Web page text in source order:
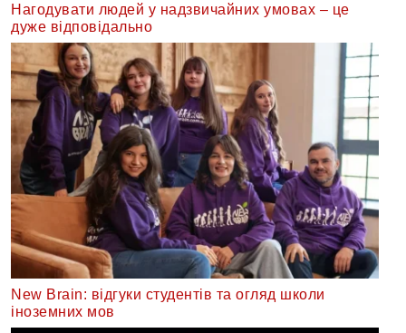
Нагодувати людей у надзвичайних умовах – це
дуже відповідально
New Brain: відгуки студентів та огляд школи
іноземних мов